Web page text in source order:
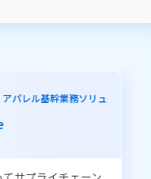
総合業務）
パレル基幹業務ソリュ